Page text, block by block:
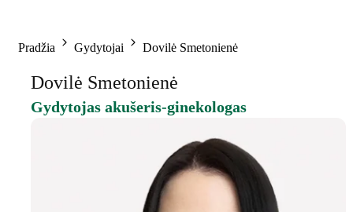
Pradžia Gydytojai Dovilė Smetonienė
Dovilė Smetonienė
Gydytojas akušeris-ginekologas